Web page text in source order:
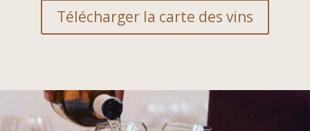
Télécharger la carte des vins